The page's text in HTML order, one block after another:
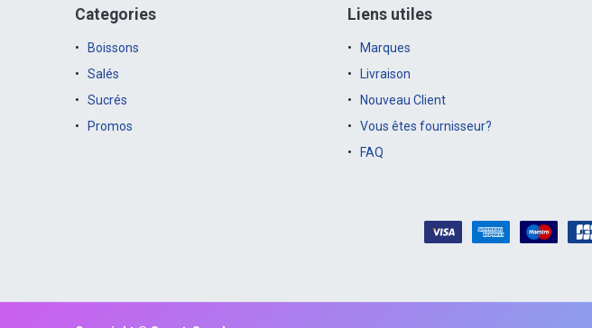
Categories
Boissons
Salés
Sucrés
Promos
Liens utiles
Marques
Livraison
Nouveau Client
Vous êtes fournisseur?
FAQ